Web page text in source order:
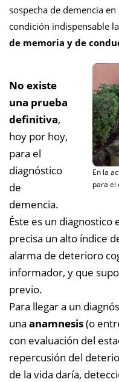
sospecha de demencia
condición indispensable
de memoria y de
En la
para el
No existe
una prueba
definitiva,
hoy por hoy,
para el
diagnóstico
de
demencia.
Éste es un
precisa un alto índice
alarma de deterioro
informador, y que
previo.
Para llegar a un
una anamnesis(o
con evaluación del
repercusión del
de la vida daría,